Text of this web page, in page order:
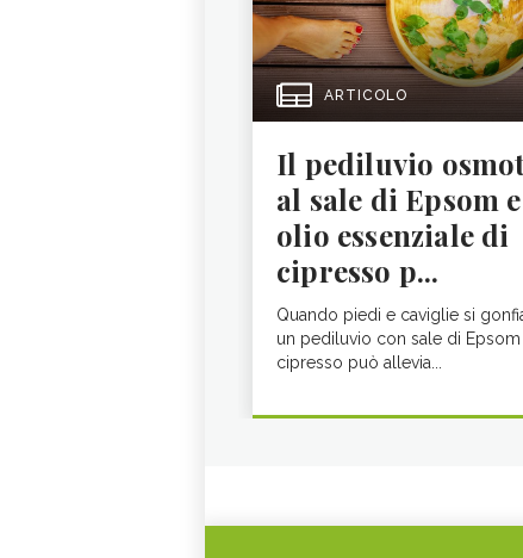
ARTICOLO
Il pediluvio
al sale di Epsom e
olio essenziale di
cipresso p...
Quando piedi e caviglie si
un pediluvio con sale di
cipresso può allevia...